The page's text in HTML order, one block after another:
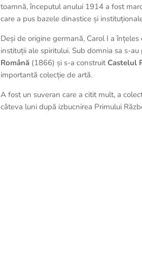
toamnă, începutul anului 1914 a fost
care a pus bazele dinastice și
Deși de origine germană, Carol I a
instituții ale spiritului. Sub domnia sa s-au
Română (1866) și s-a construitCastelul
importantă colecție de artă.
A fost un suveran care a citit mult, a
câteva luni după izbucnirea Primului